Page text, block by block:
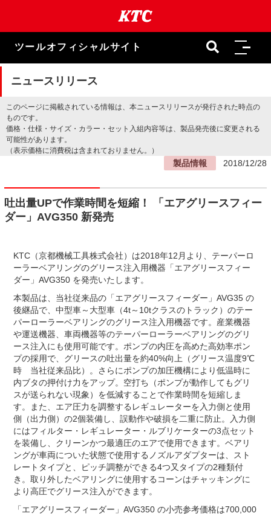
ま
キ
ツールオフィシャルサイト
ニュースリリース
このページに掲載されている情報は、本ニュースリリースが発行された時点の
ものです。
価格・仕様・サイズ・カラー・セット入組内容等は、製品発売後に変更される
可能性があります。
（表示価格に消費税は含まれておりません。）
製品情報 2018/12/28
吐出量UPで作業時間を短縮！ 「エアグリースフィー
ダー」AVG350 新発売
KTC（京都機械工具株式会社）は2018年12月より、テーパーロ
ーラーベアリングのグリース注入用機器「エアグリースフィー
ダー」AVG350 を発売いたします。
本製品は、当社従来品の「エアグリースフィーダー」AVG35 の
後継品で、中型車～大型車（4t～10tクラスのトラック）のテー
パーローラーベアリングのグリース注入用機器です。産業機器
や運送機器、車両機器等のテーパーローラーベアリングのグリ
ース注入にも使用可能です。ポンプの内圧を高めた高効率ポン
プの採用で、グリースの吐出量を約40%向上（グリース温度9℃
時 当社従来品比）。さらにポンプの加圧機構により低温時に
内ブタの押付け力をアップ。空打ち（ポンプが動作してもグリ
スが送られない現象）を低減することで作業時間を短縮しま
す。また、エア圧力を調整するレギュレーターを入力側と使用
側（出力側）の2個装備し、誤動作や破損を二重に防止。入力側
にはフィルター・レギュレーター・ルブリケーターの3点セット
を装備し、クリーンかつ最適圧のエアで使用できます。ベアリ
ングが車両についた状態で使用するノズルアダプターは、スト
レートタイプと、ピッチ調整ができる4つ又タイプの2種類付
き。取り外したベアリングに使用するコーンはチャッキングに
より高圧でグリース注入ができます。
「エアグリースフィーダー」AVG350 の小売参考価格は700,000